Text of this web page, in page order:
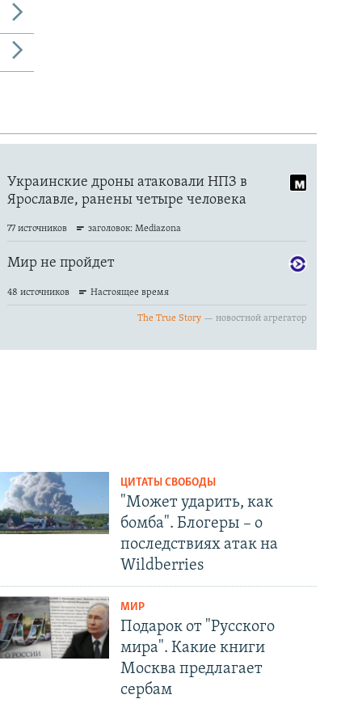
ЦИТАТЫ СВОБОДЫ
"Может ударить, как
бомба". Блогеры – о
последствиях атак на
Wildberries
МИР
Подарок от "Русского
мира". Какие книги
Москва предлагает
сербам